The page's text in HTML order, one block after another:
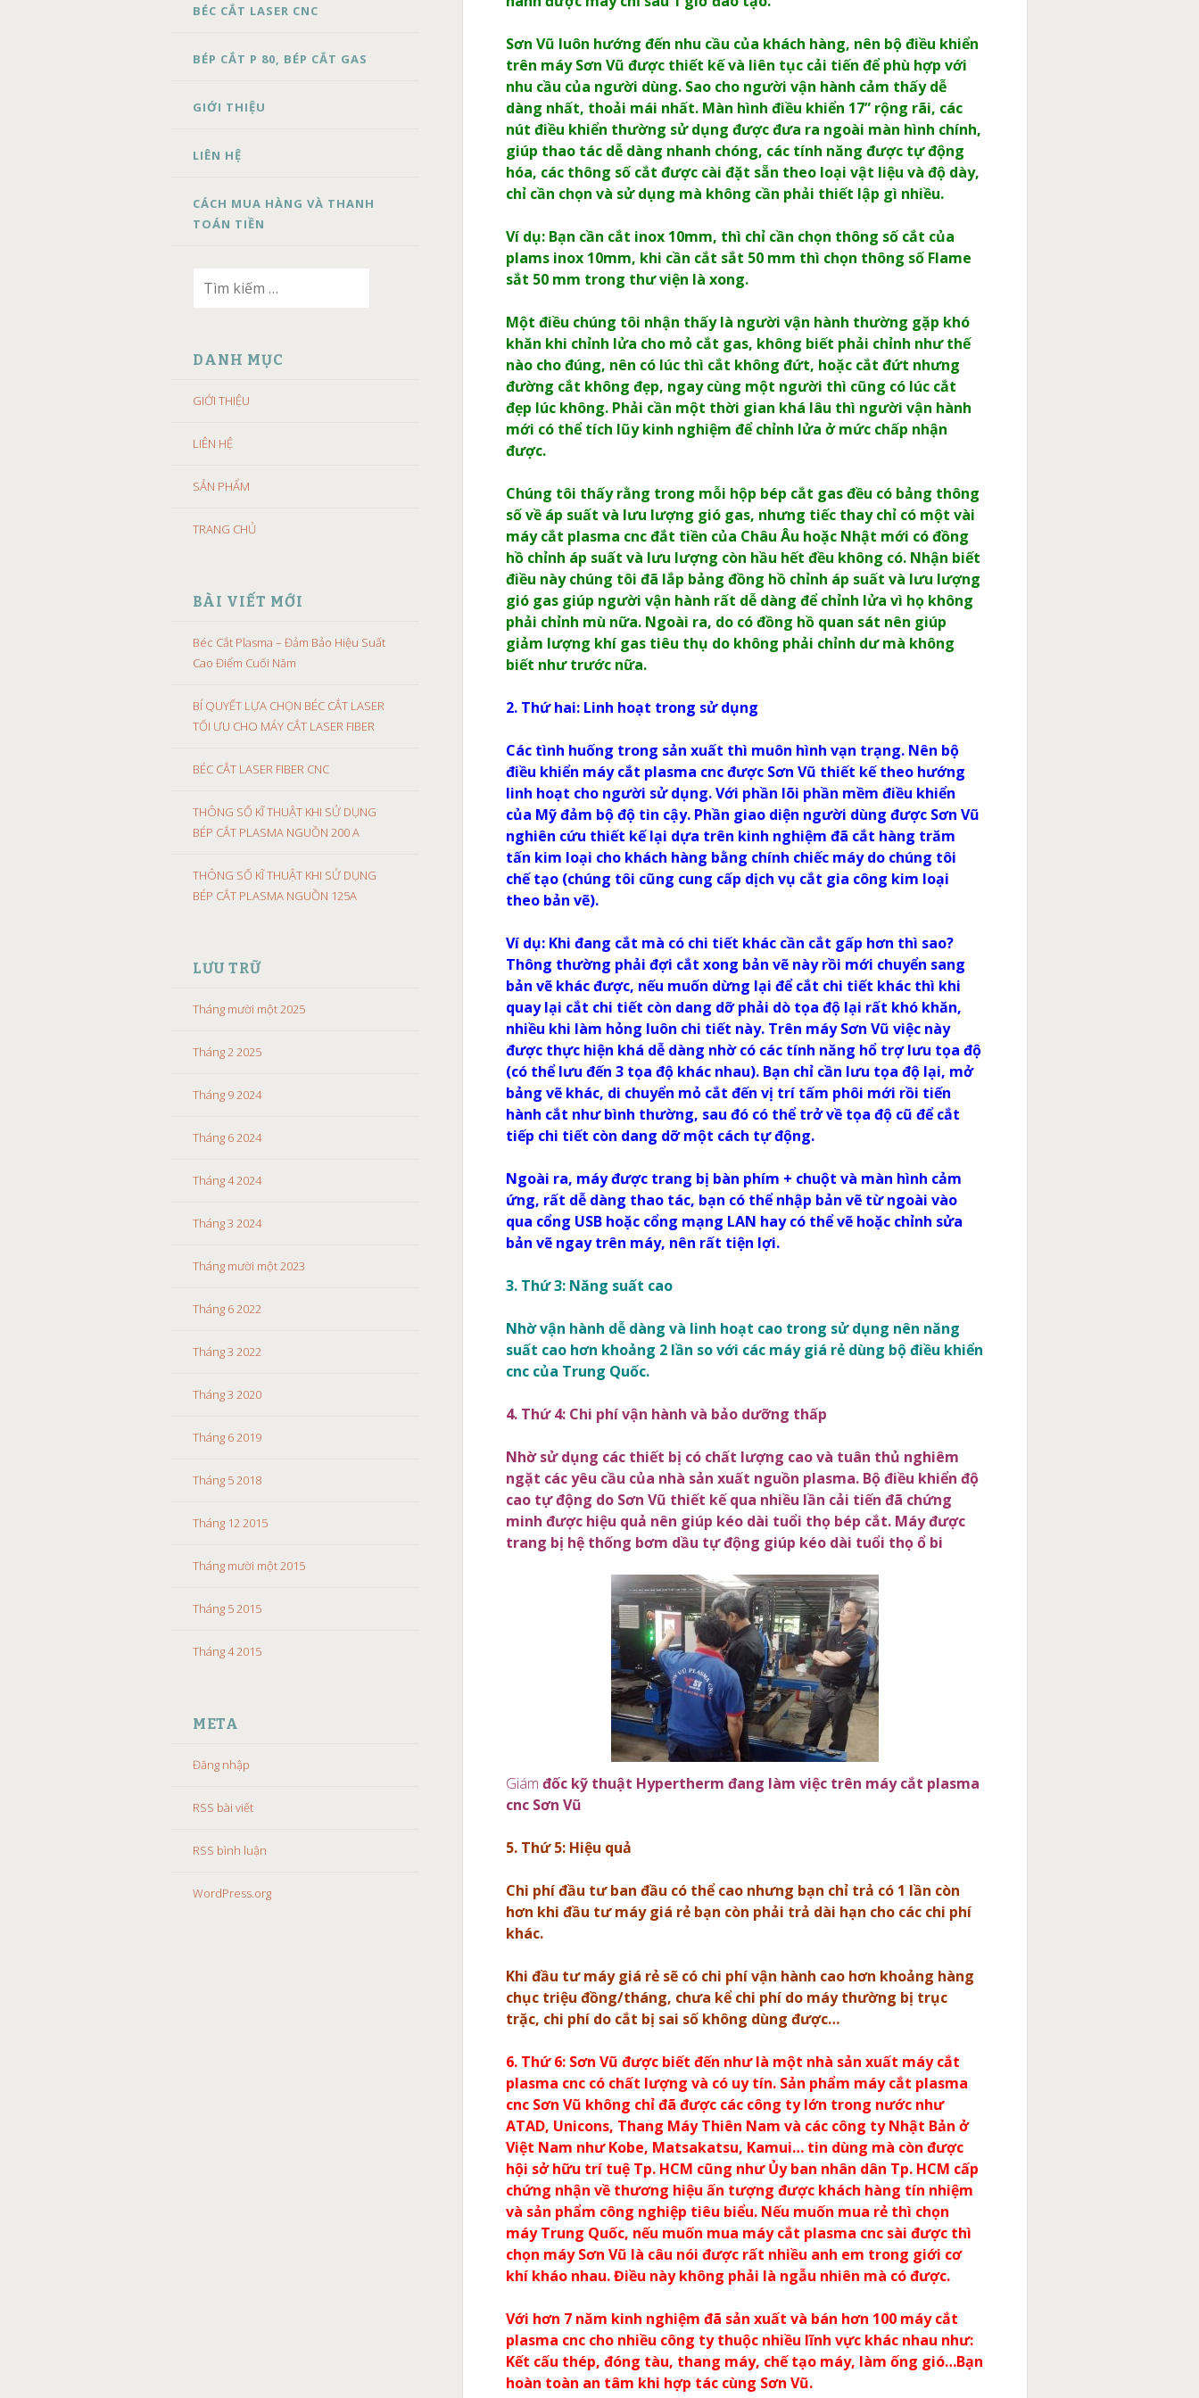
BÉC CẮT LASER CNC
BÉP CẮT P 80, BÉP CẮT GAS
GIỚI THIỆU
LIÊN HỆ
CÁCH MUA HÀNG VÀ THANH
TOÁN TIỀN
DANH MỤC
GIỚI THIỆU
LIÊN HỆ
SẢN PHẨM
TRANG CHỦ
BÀI VIẾT MỚI
Béc Cắt Plasma – Đảm Bảo Hiệu Suất
Cao Điểm Cuối Năm
BÍ QUYẾT LỰA CHỌN BÉC CẮT LASER
TỐI ƯU CHO MÁY CẮT LASER FIBER
BÉC CẮT LASER FIBER CNC
THÔNG SỐ KĨ THUẬT KHI SỬ DỤNG
BÉP CẮT PLASMA NGUỒN 200 A
THÔNG SỐ KĨ THUẬT KHI SỬ DỤNG
BÉP CẮT PLASMA NGUỒN 125A
LƯU TRỮ
Tháng mười một 2025
Tháng 2 2025
Tháng 9 2024
Tháng 6 2024
Tháng 4 2024
Tháng 3 2024
Tháng mười một 2023
Tháng 6 2022
Tháng 3 2022
Tháng 3 2020
Tháng 6 2019
Tháng 5 2018
Tháng 12 2015
Tháng mười một 2015
Tháng 5 2015
Tháng 4 2015
META
Đăng nhập
RSS bài viết
RSS bình luận
WordPress.org
Sơn Vũ luôn hướng đến nhu cầu của khách hàng, nên bộ điều khiển
trên máy Sơn Vũ được thiết kế và liên tục cải tiến để phù hợp với
nhu cầu của người dùng. Sao cho người vận hành cảm thấy dễ
dàng nhất, thoải mái nhất. Màn hình điều khiển 17” rộng rãi, các
nút điều khiển thường sử dụng được đưa ra ngoài màn hình chính,
giúp thao tác dễ dàng nhanh chóng, các tính năng được tự động
hóa, các thông số cắt được cài đặt sẵn theo loại vật liệu và độ dày,
chỉ cần chọn và sử dụng mà không cần phải thiết lập gì nhiều.
Ví dụ: Bạn cần cắt inox 10mm, thì chỉ cần chọn thông số cắt của
plams inox 10mm, khi cần cắt sắt 50 mm thì chọn thông số Flame
sắt 50 mm trong thư viện là xong.
Một điều chúng tôi nhận thấy là người vận hành thường gặp khó
khăn khi chỉnh lửa cho mỏ cắt gas, không biết phải chỉnh như thế
nào cho đúng, nên có lúc thì cắt không đứt, hoặc cắt đứt nhưng
đường cắt không đẹp, ngay cùng một người thì cũng có lúc cắt
đẹp lúc không. Phải cần một thời gian khá lâu thì người vận hành
mới có thể tích lũy kinh nghiệm để chỉnh lửa ở mức chấp nhận
được.
Chúng tôi thấy rằng trong mỗi hộp bép cắt gas đều có bảng thông
số về áp suất và lưu lượng gió gas, nhưng tiếc thay chỉ có một vài
máy cắt plasma cnc đắt tiền của Châu Âu hoặc Nhật mới có đồng
hồ chỉnh áp suất và lưu lượng còn hầu hết đều không có. Nhận biết
điều này chúng tôi đã lắp bảng đồng hồ chỉnh áp suất và lưu lượng
gió gas giúp người vận hành rất dễ dàng để chỉnh lửa vì họ không
phải chỉnh mù nữa. Ngoài ra, do có đồng hồ quan sát nên giúp
giảm lượng khí gas tiêu thụ do không phải chỉnh dư mà không
biết như trước nữa.
2. Thứ hai: Linh hoạt trong sử dụng
Các tình huống trong sản xuất thì muôn hình vạn trạng. Nên bộ
điều khiển máy cắt plasma cnc được Sơn Vũ thiết kế theo hướng
linh hoạt cho người sử dụng. Với phần lõi phần mềm điều khiển
của Mỹ đảm bộ độ tin cậy. Phần giao diện người dùng được Sơn Vũ
nghiên cứu thiết kế lại dựa trên kinh nghiệm đã cắt hàng trăm
tấn kim loại cho khách hàng bằng chính chiếc máy do chúng tôi
chế tạo (chúng tôi cũng cung cấp dịch vụ cắt gia công kim loại
theo bản vẽ).
Ví dụ: Khi đang cắt mà có chi tiết khác cần cắt gấp hơn thì sao?
Thông thường phải đợi cắt xong bản vẽ này rồi mới chuyển sang
bản vẽ khác được, nếu muốn dừng lại để cắt chi tiết khác thì khi
quay lại cắt chi tiết còn dang dỡ phải dò tọa độ lại rất khó khăn,
nhiều khi làm hỏng luôn chi tiết này. Trên máy Sơn Vũ việc này
được thực hiện khá dễ dàng nhờ có các tính năng hổ trợ lưu tọa độ
(có thể lưu đến 3 tọa độ khác nhau). Bạn chỉ cần lưu tọa độ lại, mở
bảng vẽ khác, di chuyển mỏ cắt đến vị trí tấm phôi mới rồi tiến
hành cắt như bình thường, sau đó có thể trở về tọa độ cũ để cắt
tiếp chi tiết còn dang dỡ một cách tự động.
Ngoài ra, máy được trang bị bàn phím + chuột và màn hình cảm
ứng, rất dễ dàng thao tác, bạn có thể nhập bản vẽ từ ngoài vào
qua cổng USB hoặc cổng mạng LAN hay có thể vẽ hoặc chỉnh sửa
bản vẽ ngay trên máy, nên rất tiện lợi.
3. Thứ 3: Năng suất cao
Nhờ vận hành dễ dàng và linh hoạt cao trong sử dụng nên năng
suất cao hơn khoảng 2 lần so với các máy giá rẻ dùng bộ điều khiển
cnc của Trung Quốc.
4. Thứ 4: Chi phí vận hành và bảo dưỡng thấp
Nhờ sử dụng các thiết bị có chất lượng cao và tuân thủ nghiêm
ngặt các yêu cầu của nhà sản xuất nguồn plasma. Bộ điều khiển độ
cao tự động do Sơn Vũ thiết kế qua nhiều lần cải tiến đã chứng
minh được hiệu quả nên giúp kéo dài tuổi thọ bép cắt. Máy được
trang bị hệ thống bơm dầu tự động giúp kéo dài tuổi thọ ổ bi
Giám đốc kỹ thuật Hypertherm đang làm việc trên máy cắt plasma
cnc Sơn Vũ
5. Thứ 5: Hiệu quả
Chi phí đầu tư ban đầu có thể cao nhưng bạn chỉ trả có 1 lần còn
hơn khi đầu tư máy giá rẻ bạn còn phải trả dài hạn cho các chi phí
khác.
Khi đầu tư máy giá rẻ sẽ có chi phí vận hành cao hơn khoảng hàng
chục triệu đồng/tháng, chưa kể chi phí do máy thường bị trục
trặc, chi phí do cắt bị sai số không dùng được…
6. Thứ 6: Sơn Vũ được biết đến như là một nhà sản xuất máy cắt
plasma cnc có chất lượng và có uy tín. Sản phẩm máy cắt plasma
cnc Sơn Vũ không chỉ đã được các công ty lớn trong nước như
ATAD, Unicons, Thang Máy Thiên Nam và các công ty Nhật Bản ở
Việt Nam như Kobe, Matsakatsu, Kamui… tin dùng mà còn được
hội sở hữu trí tuệ Tp. HCM cũng như Ủy ban nhân dân Tp. HCM cấp
chứng nhận về thương hiệu ấn tượng được khách hàng tín nhiệm
và sản phẩm công nghiệp tiêu biểu. Nếu muốn mua rẻ thì chọn
máy Trung Quốc, nếu muốn mua máy cắt plasma cnc sài được thì
chọn máy Sơn Vũ là câu nói được rất nhiều anh em trong giới cơ
khí kháo nhau. Điều này không phải là ngẫu nhiên mà có được.
Với hơn 7 năm kinh nghiệm đã sản xuất và bán hơn 100 máy cắt
plasma cnc cho nhiều công ty thuộc nhiều lĩnh vực khác nhau như:
Kết cấu thép, đóng tàu, thang máy, chế tạo máy, làm ống gió…Bạn
hoàn toàn an tâm khi hợp tác cùng Sơn Vũ.